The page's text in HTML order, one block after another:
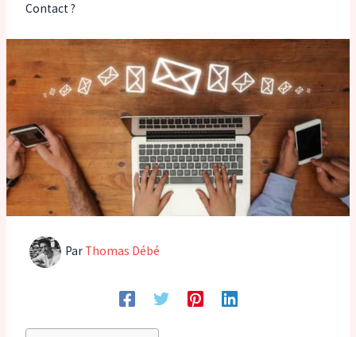
Contact ?
Par Thomas Débé